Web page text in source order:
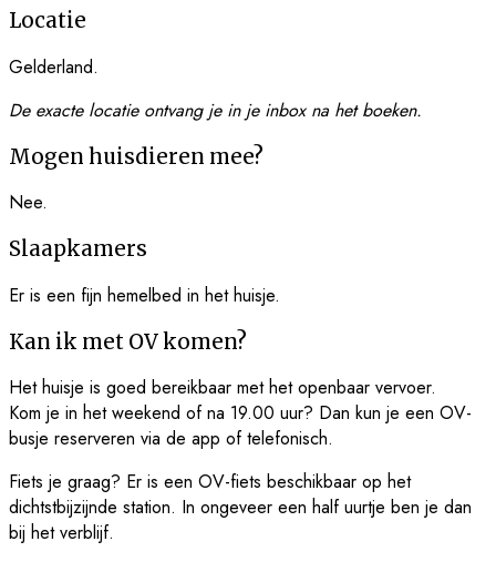
Locatie
Gelderland.
De exacte locatie ontvang je in je inbox na het boeken.
Mogen huisdieren mee?
Nee.
Slaapkamers
Er is een fijn hemelbed in het huisje.
Kan ik met OV komen?
Het huisje is goed bereikbaar met het openbaar vervoer.
Kom je in het weekend of na 19.00 uur? Dan kun je een OV-
busje reserveren via de app of telefonisch.
Fiets je graag? Er is een OV-fiets beschikbaar op het
dichtstbijzijnde station. In ongeveer een half uurtje ben je dan
bij het verblijf.